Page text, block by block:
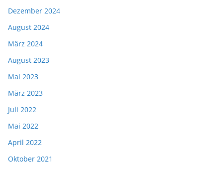
Dezember 2024
August 2024
März 2024
August 2023
Mai 2023
März 2023
Juli 2022
Mai 2022
April 2022
Oktober 2021